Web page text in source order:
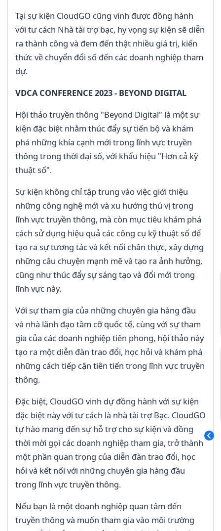
Tại sự kiện CloudGO cũng vinh được đồng hành
với tư cách Nhà tài trợ bạc, hy vọng sự kiện sẽ diễn
ra thành công và đem đến thật nhiều giá trị, kiến
thức về chuyển đổi số đến các doanh nghiệp tham
dự.
VDCA CONFERENCE 2023 - BEYOND DIGITAL
Hội thảo truyền thông "Beyond Digital" là một sự
kiện đặc biệt nhằm thúc đẩy sự tiến bộ và khám
phá những khía cạnh mới trong lĩnh vực truyền
thông trong thời đại số, với khẩu hiệu "Hơn cả kỹ
thuật số".
Sự kiện không chỉ tập trung vào việc giới thiệu
những công nghệ mới và xu hướng thú vị trong
lĩnh vực truyền thông, mà còn mục tiêu khám phá
cách sử dụng hiệu quả các công cụ kỹ thuật số để
tạo ra sự tương tác và kết nối chân thực, xây dựng
những câu chuyện mạnh mẽ và tạo ra ảnh hưởng,
cũng như thúc đẩy sự sáng tạo và đổi mới trong
lĩnh vực này.
Với sự tham gia của những chuyên gia hàng đầu
và nhà lãnh đạo tầm cỡ quốc tế, cùng với sự tham
gia của các doanh nghiệp tiên phong, hội thảo này
tạo ra một diễn đàn trao đổi, học hỏi và khám phá
những cách tiếp cận tiên tiến trong lĩnh vực truyền
thông.
Đặc biệt, CloudGO vinh dự đồng hành với sự kiện
đặc biệt này với tư cách là nhà tài trợ Bạc. CloudGO
tự hào mang đến sự hỗ trợ cho sự kiện và đồng
thời mời gọi các doanh nghiệp tham gia, trở thành
một phần quan trọng của diễn đàn trao đổi, học
hỏi và kết nối với những chuyên gia hàng đầu
trong lĩnh vực truyền thông.
Nếu bạn là một doanh nghiệp quan tâm đến
truyền thông và muốn tham gia vào môi trường